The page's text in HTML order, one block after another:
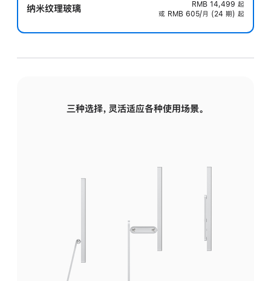
纳米纹理玻璃 RMB 14,499 起
或 RMB 605/月 (24 期) 起
三种选择，灵活适应各种使用场景。